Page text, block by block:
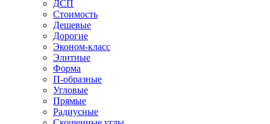
ДСП
Стоимость
Дешевые
Дорогие
Эконом-класс
Элитные
Форма
П-образные
Угловые
Прямые
Радиусные